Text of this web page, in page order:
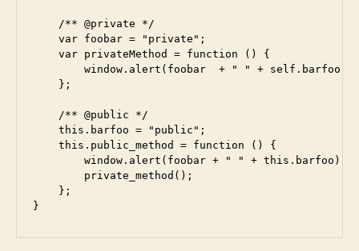
    /** @private */
    var foobar = "private";
    var privateMethod = function () {
        window.alert(foobar  + " " + self.barfoo);
    };
    /** @public */
    this.barfoo = "public";
    this.public_method = function () {
        window.alert(foobar + " " + this.barfoo);
        private_method();
    };
}